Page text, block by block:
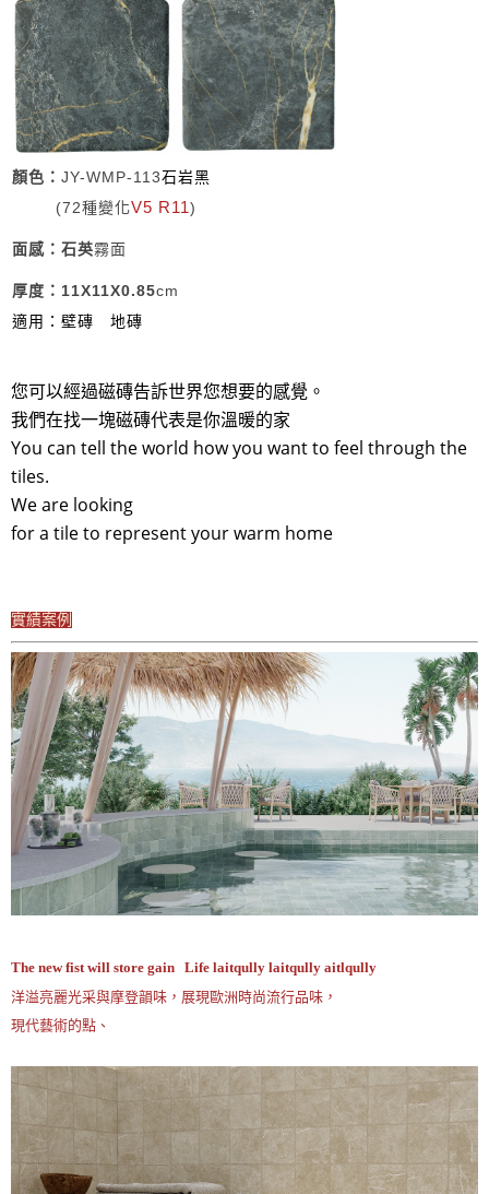
顏色： JY-WMP-113石岩黑
(72種變化V5 R11)
面感：石英霧面
厚度：11X11X0.85cm
適用：壁磚
地磚
您可以經過磁磚告訴世界您想要的感覺。
我們在找一塊磁磚代表是你溫暖的家
You can tell the world how you want to feel through the
tiles.
We are looking
for a tile to represent your warm home
實績案例
The new fist will store gain Life laitqully laitqully aitlqully
洋溢亮麗光采與摩登韻味，展現歐洲時尚流行品味，
現代藝術的點、